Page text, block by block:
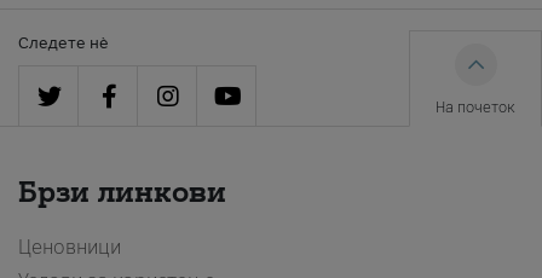
Следете нè
На почеток
Брзи линкови
Ценовници